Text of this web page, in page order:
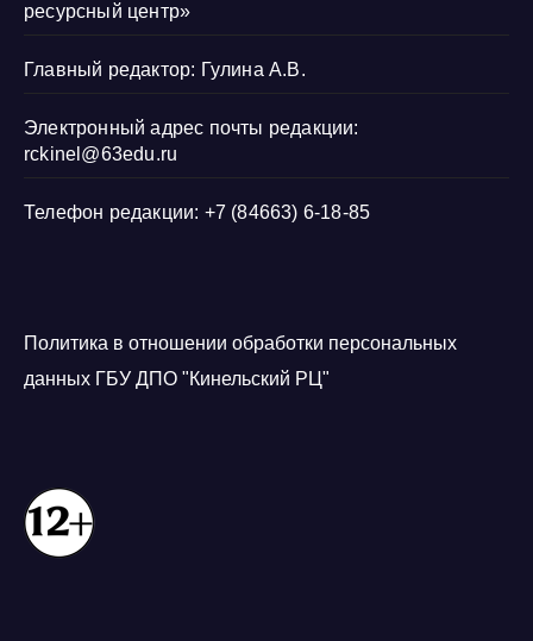
ресурсный центр»
Главный редактор: Гулина А.В.
Электронный адрес почты редакции:
rckinel@63edu.ru
Телефон редакции: +7 (84663) 6-18-85
Политика в отношении обработки персональных
данных ГБУ ДПО "Кинельский РЦ"